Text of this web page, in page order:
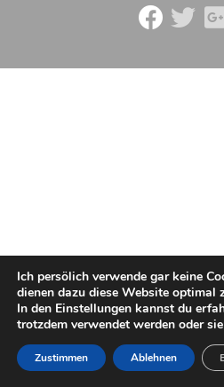
Ich persölich verwende gar keine
dienen dazu diese Website optimal
In den Einstellungen kannst du
trotzdem verwendet werden oder
Zustimmen Ablehnen